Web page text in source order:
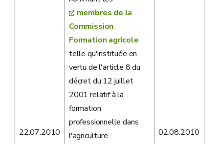
22.07.2010
membres de la
Commission
Formation agricole
telle qu'instituée en
vertu de l'article 8 du
décret du 12 juillet
2001 relatif à la
formation
professionnelle dans
l'agriculture
02.08.2010